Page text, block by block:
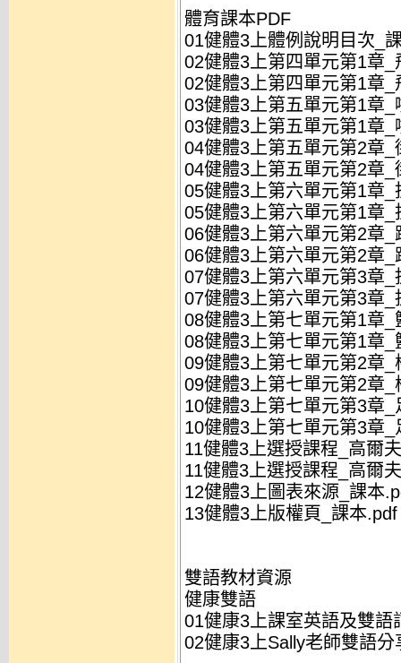
體育課本PDF
01健體3上體例說明目次_
02健體3上第四單元第1章
02健體3上第四單元第1章
03健體3上第五單元第1章
03健體3上第五單元第1章
04健體3上第五單元第2章
04健體3上第五單元第2章
05健體3上第六單元第1章
05健體3上第六單元第1章
06健體3上第六單元第2章
06健體3上第六單元第2章
07健體3上第六單元第3章
07健體3上第六單元第3章
08健體3上第七單元第1章
08健體3上第七單元第1章
09健體3上第七單元第2章
09健體3上第七單元第2章
10健體3上第七單元第3章
10健體3上第七單元第3章
11健體3上選授課程_高爾
11健體3上選授課程_高爾
12健體3上圖表來源_課本
13健體3上版權頁_課本.pdf
雙語教材資源
健康雙語
01健康3上課室英語及雙語
02健康3上Sally老師雙語分